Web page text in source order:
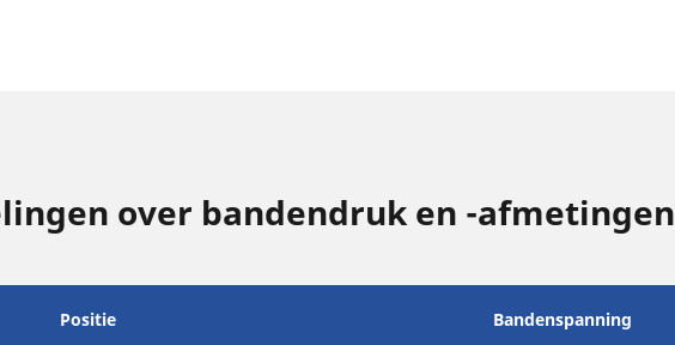
over bandendruk en -afmetingen
Positie Bandenspanning